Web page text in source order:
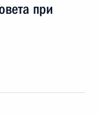
при